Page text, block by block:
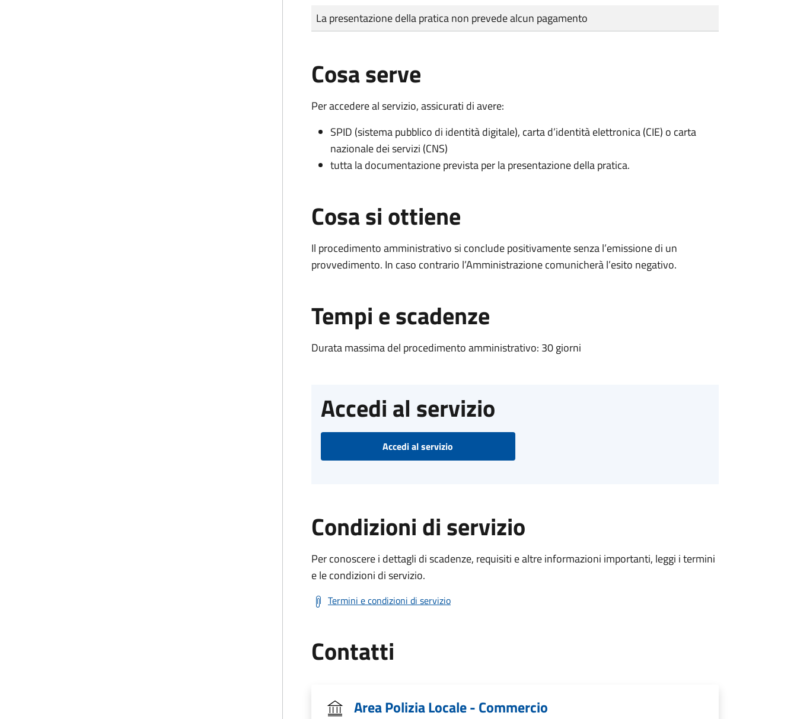
Tipo di pagamento
Importo
La presentazione della pratica non prevede alcun pagamento
Cosa serve
Per accedere al servizio, assicurati di avere:
SPID (sistema pubblico di identità digitale), carta d’identità elettronica (CIE) o carta
nazionale dei servizi (CNS)
tutta la documentazione prevista per la presentazione della pratica.
Cosa si ottiene
Il procedimento amministrativo si conclude positivamente senza l’emissione di un
provvedimento. In caso contrario l’Amministrazione comunicherà l’esito negativo.
Tempi e scadenze
Durata massima del procedimento amministrativo: 30 giorni
Accedi al servizio
Accedi al servizio
Condizioni di servizio
Per conoscere i dettagli di scadenze, requisiti e altre informazioni importanti, leggi i termini
e le condizioni di servizio.
Termini e condizioni di servizio
Contatti
Area Polizia Locale - Commercio